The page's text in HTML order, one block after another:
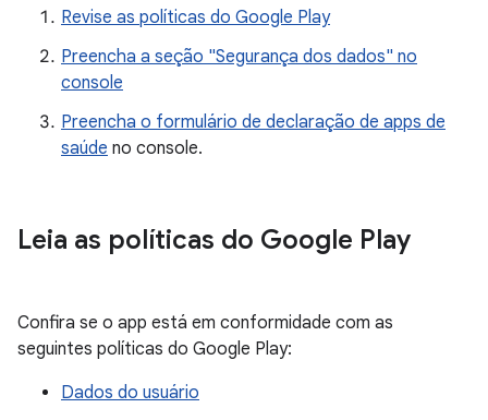
Revise as políticas do Google Play
Preencha a seção "Segurança dos dados" no
console
Preencha o formulário de declaração de apps de
saúde no console.
Leia as políticas do Google Play
Confira se o app está em conformidade com as
seguintes políticas do Google Play:
Dados do usuário